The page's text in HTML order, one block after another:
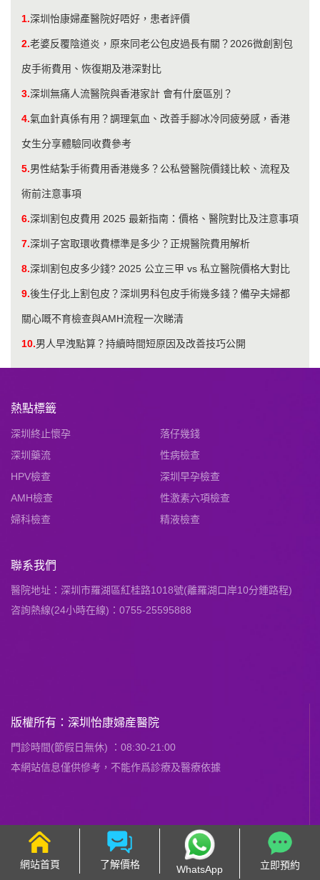
1.深圳怡康婦產醫院好唔好，患者評價
2.老婆反覆陰道炎，原來同老公包皮過長有關？2026微創割包
皮手術費用、恢復期及港深對比
3.深圳無痛人流醫院與香港家計 會有什麼區別？
4.氣血針真係有用？調理氣血、改善手腳冰冷同疲勞感，香港
女生分享體驗同收費參考
5.男性結紮手術費用香港幾多？公私營醫院價錢比較、流程及
術前注意事項
6.深圳割包皮費用 2025 最新指南：價格、醫院對比及注意事項
7.深圳子宮取環收費標準是多少？正規醫院費用解析
8.深圳割包皮多少錢? 2025 公立三甲 vs 私立醫院價格大對比
9.後生仔北上割包皮？深圳男科包皮手術幾多錢？備孕夫婦都
關心嘅不育檢查與AMH流程一次睇清
10.男人早洩點算？持續時間短原因及改善技巧公開
熱點標籤
深圳終止懷孕
落仔幾錢
深圳藥流
性病檢查
HPV檢查
深圳早孕檢查
AMH檢查
性激素六項檢查
婦科檢查
精液檢查
聯系我們
醫院地址：深圳市羅湖區紅桂路1018號(離羅湖口岸10分鍾路程)
咨詢熱線(24小時在線)：0755-25595888
版權所有：深圳怡康婦産醫院
門診時間(節假日無休) ：08:30-21:00
本網站信息僅供慘考，不能作爲診療及醫療依據
網站首頁 了解價格 WhatsApp 立即預約